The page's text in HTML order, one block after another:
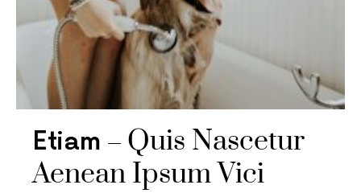
Etiam
Quis Nascetur
Aenean Ipsum Vici